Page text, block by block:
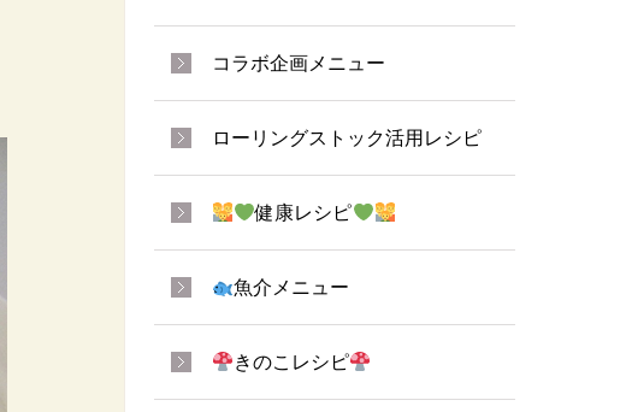
コラボ企画メニュー
ローリングストック活用レシピ
健康レシピ
魚介メニュー
きのこレシピ